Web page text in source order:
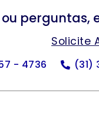
ou perguntas,
Solicite
- 4736 (31)